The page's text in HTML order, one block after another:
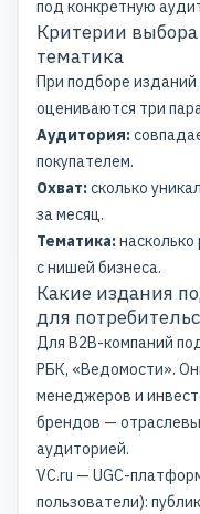
под конкретную
Критерии
тематика
При подборе
оцениваются три
Аудитория:
покупателем.
Охват:сколько
за месяц.
Тематика:
с нишей бизнеса.
Какие издания
для
Для B2B-компаний
РБК, «Ведомости».
менеджеров и
брендов —
аудиторией.
VC.ru — UGC-
пользователи):